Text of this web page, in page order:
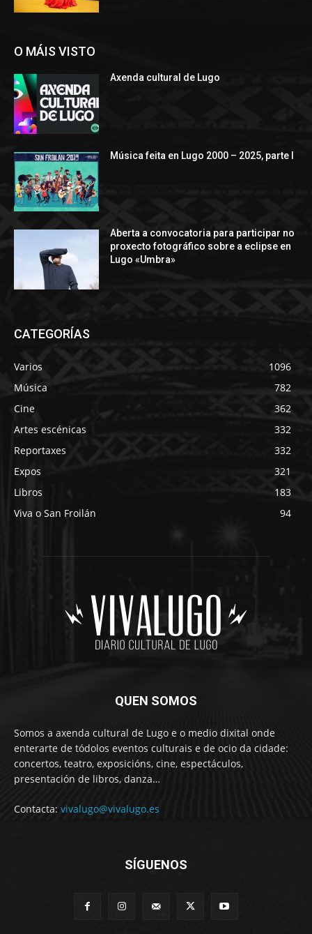
O MÁIS VISTO
Axenda cultural de Lugo
Música feita en Lugo 2000 – 2025, parte I
Aberta a convocatoria para participar no
proxecto fotográfico sobre a eclipse en
Lugo «Umbra»
CATEGORÍAS
Varios
1096
Música
782
Cine
362
Artes escénicas
332
Reportaxes
332
Expos
321
Libros
183
Viva o San Froilán
94
QUEN SOMOS
Somos a axenda cultural de Lugo e o medio dixital onde
enterarte de tódolos eventos culturais e de ocio da cidade:
concertos, teatro, exposicións, cine, espectáculos,
presentación de libros, danza…
Contacta: vivalugo@vivalugo.es
SÍGUENOS